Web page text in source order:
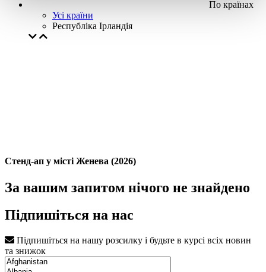
По країнах
Усі країни
Республіка Ірландія
Стенд-ап у місті Женева (2026)
За вашим запитом нічого не знайдено
Підпишіться на нас
Підпишіться на нашу розсилку і будьте в курсі всіх новин
та знижок